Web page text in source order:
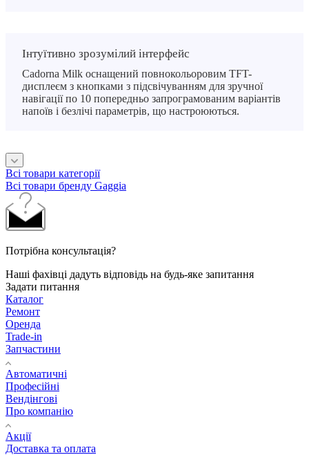
Інтуїтивно зрозумілий інтерфейс
Cadorna Milk оснащений повнокольоровим TFT-
дисплеєм з кнопками з підсвічуванням для зручної
навігації по 10 попередньо запрограмованим варіантів
напоїв і безлічі параметрів, що настроюються.
Всі товари категорії
Всі товари бренду Gaggia
Потрібна консультація?
Наші фахівці дадуть відповідь на будь-яке запитання
Задати питання
Каталог
Ремонт
Оренда
Trade-in
Запчастини
Автоматичні
Професійні
Вендінгові
Про компанію
Акції
Доставка та оплата